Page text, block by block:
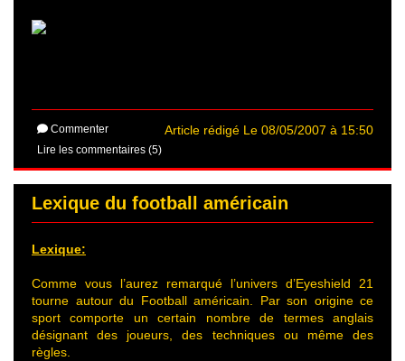
Article rédigé Le 08/05/2007 à 15:50
Commenter
Lire les commentaires (5)
Lexique du football américain
Lexique:
Comme vous l’aurez remarqué l’univers d’Eyeshield 21
tourne autour du Football américain. Par son origine ce
sport comporte un certain nombre de termes anglais
désignant des joueurs, des techniques ou même des
règles.